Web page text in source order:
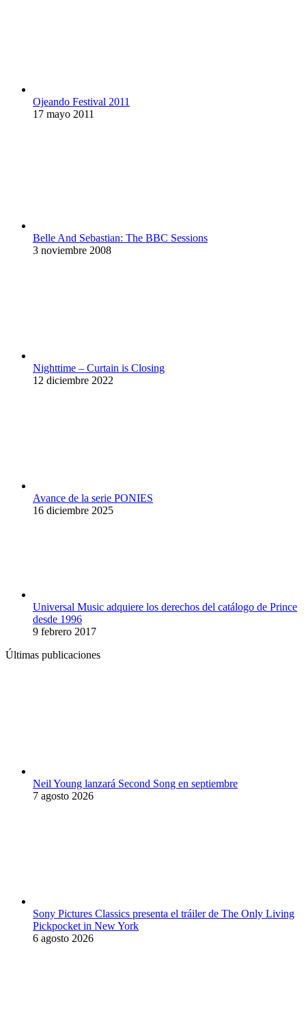
Ojeando Festival 2011
17 mayo 2011
Belle And Sebastian: The BBC Sessions
3 noviembre 2008
Nighttime – Curtain is Closing
12 diciembre 2022
Avance de la serie PONIES
16 diciembre 2025
Universal Music adquiere los derechos del catálogo de Prince
desde 1996
9 febrero 2017
Últimas publicaciones
Neil Young lanzará Second Song en septiembre
7 agosto 2026
Sony Pictures Classics presenta el tráiler de The Only Living
Pickpocket in New York
6 agosto 2026